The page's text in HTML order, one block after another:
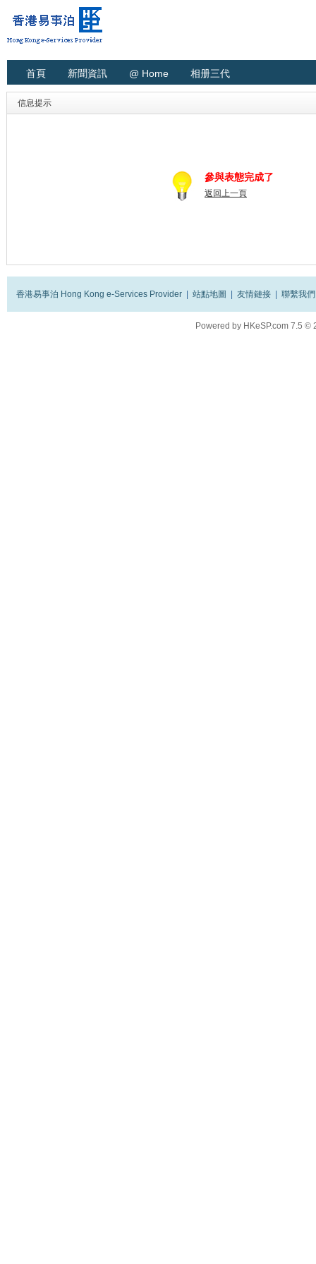
首頁 新聞資訊 @ Home 相册三代
信息提示
參與表態完成了
返回上一頁
香港易事泊 Hong Kong e-Services Provider 站點地圖 友情鏈接 聯繫我們
Powered by HKeSP.com 7.5 ©